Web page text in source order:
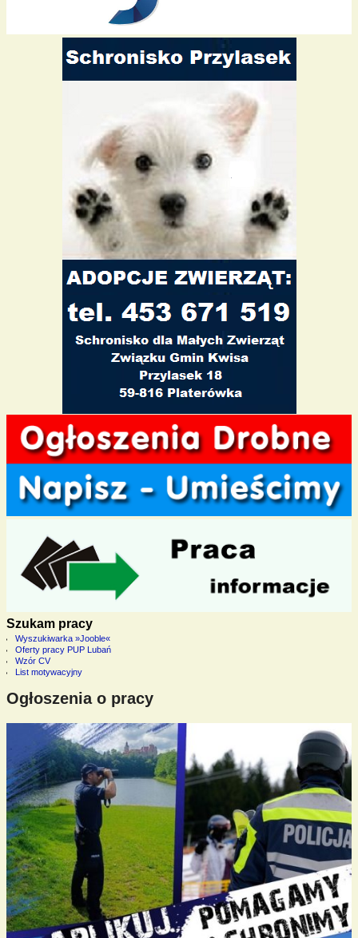
Szukam pracy
Wyszukiwarka »Jooble«
Oferty pracy PUP Lubań
Wzór CV
List motywacyjny
Ogłoszenia o pracy